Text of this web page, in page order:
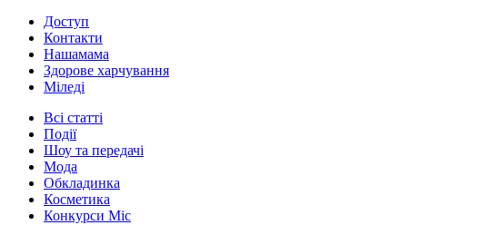
Доступ
Контакти
Нашамама
Здорове харчування
Міледі
Всі статті
Події
Шоу та передачі
Мода
Обкладинка
Косметика
Конкурси Міс